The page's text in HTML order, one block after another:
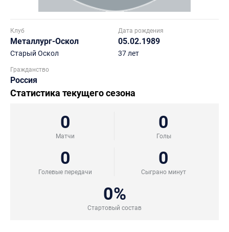
Клуб
Металлург-Оскол
Старый Оскол
Дата рождения
05.02.1989
37 лет
Гражданство
Россия
Статистика текущего сезона
0
Матчи
0
Голы
0
Голевые передачи
0
Сыграно минут
0%
Стартовый состав